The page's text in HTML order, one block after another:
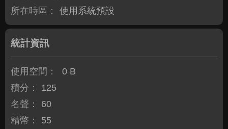
所在時區：
使用系統預設
統計資訊
使用空間：
0 B
積分：
125
名聲：
60
精幣：
55